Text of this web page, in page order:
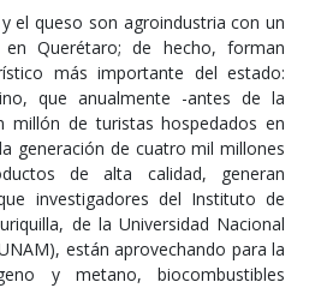
el queso son agroindustria con un
en Querétaro; de hecho, forman
más importante del estado:
que anualmente -antes de la
millón de turistas hospedados en
generación de cuatro mil millones
de alta calidad, generan
investigadores del Instituto de
de la Universidad Nacional
están aprovechando para la
y metano, biocombustibles